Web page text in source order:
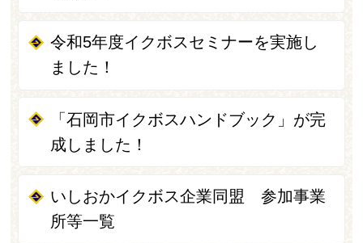
令和5年度イクボスセミナーを実施し
ました！
「石岡市イクボスハンドブック」が完
成しました！
いしおかイクボス企業同盟 参加事業
所等一覧